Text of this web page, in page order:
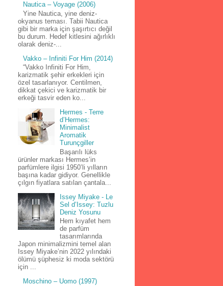
Nautica – Voyage (2006)
Yine Nautica, yine deniz-
okyanus teması. Tabii Nautica
gibi bir marka için şaşırtıcı değil
bu durum. Hedef kitlesini ağırlıklı
olarak deniz-...
Vakko – Infiniti For Him (2014)
“Vakko Infiniti For Him,
karizmatik şehir erkekleri için
özel tasarlanıyor. Centilmen,
dikkat çekici ve karizmatik bir
erkeği tasvir eden ko...
Hermes - Terre
d’Hermes:
Minimalist
Aromatik
Turunçgiller
Başarılı lüks
ürünler markası Hermes’in
parfümlere ilgisi 1950’li yılların
başına kadar gidiyor. Genellikle
çılgın fiyatlara satılan çantala...
Issey Miyake - Le
Sel d’Issey: Tuzlu
Deniz Yosunu
Hem kıyafet hem
de parfüm
tasarımlarında
Japon minimalizmini temel alan
Issey Miyake’nin 2022 yılındaki
ölümü şüphesiz ki moda sektörü
için ...
Moschino – Uomo (1997)